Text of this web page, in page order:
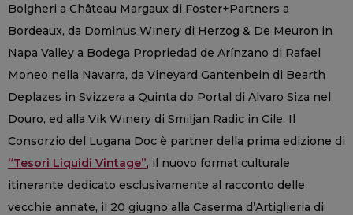
Bolgheri a Château Margaux di Foster+Partners a
Bordeaux, da Dominus Winery di Herzog & De Meuron in
Napa Valley a Bodega Propriedad de Arínzano di Rafael
Moneo nella Navarra, da Vineyard Gantenbein di Bearth
Deplazes in Svizzera a Quinta do Portal di Alvaro Siza nel
Douro, ed alla Vik Winery di Smiljan Radic in Cile. Il
Consorzio del Lugana Doc è partner della prima edizione di
“Tesori Liquidi Vintage”, il nuovo format culturale
itinerante dedicato esclusivamente al racconto delle
vecchie annate, il 20 giugno alla Caserma d’Artiglieria di